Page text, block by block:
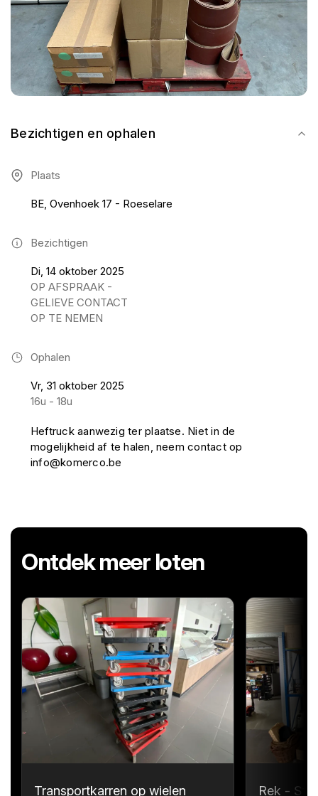
Bezichtigen en ophalen
Plaats
BE, Ovenhoek 17 - Roeselare
Bezichtigen
Di, 14 oktober 2025
OP AFSPRAAK -
GELIEVE CONTACT
OP TE NEMEN
Ophalen
Vr, 31 oktober 2025
16u - 18u
Heftruck aanwezig ter plaatse. Niet in de
mogelijkheid af te halen, neem contact op
info@komerco.be
Ontdek meer loten
Transportkarren op wielen Rek -